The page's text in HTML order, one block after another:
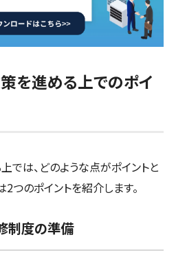
を進める上でのポイ
では、どのような点がポイントと
2つのポイントを紹介します。
制度の準備